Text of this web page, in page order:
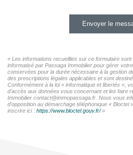
Envoyer le
« Les informations recueillies sur ce formulaire
informatisé par Passaga Immobilier pour gérer
conservées pour la durée nécessaire à la gestion
des prescriptions légales applicables et sont
Conformément à la loi « informatique et libertés »,
d'accès aux données vous concernant et les faire
Immobilier contact@immopassaga.fr. Nous vous
d'opposition au démarchage téléphonique « Bloctel
inscrire ici : https://www.bloctel.gouv.fr/»